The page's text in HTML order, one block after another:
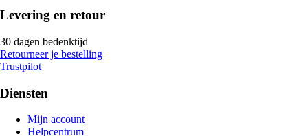
Levering en retour
30 dagen bedenktijd
Retourneer je bestelling
Trustpilot
Diensten
Mijn account
Helpcentrum